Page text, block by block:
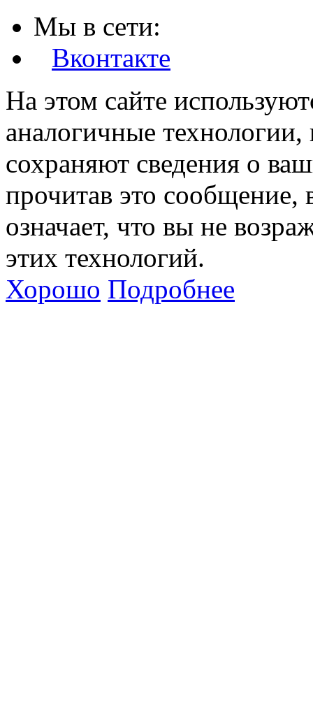
Мы в сети:
Вконтакте
На этом сайте
аналогичные технологии,
сохраняют сведения о
прочитав это сообщение,
означает, что вы не
этих технологий.
Хорошо Подробнее